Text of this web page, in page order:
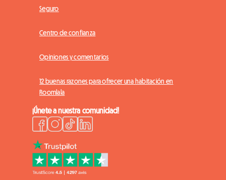
Seguro
Centro de confianza
Opiniones y comentarios
12 buenas razones para ofrecer una habitación en
Roomlala
¡Únete a nuestra comunidad!